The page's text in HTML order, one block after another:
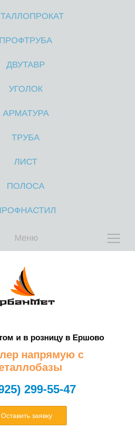
ПРОФТРУБА
ДВУТАВР
УГОЛОК
АРМАТУРА
ТРУБА
ЛИСТ
ПОЛОСА
Меню
и в розницу в Ершово
напрямую с
299-55-47
Оставить заявку